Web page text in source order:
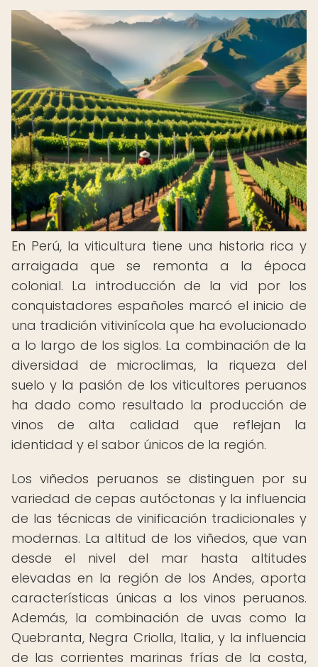
En Perú, la viticultura tiene una historia rica y
arraigada que se remonta a la época
colonial. La introducción de la vid por los
conquistadores españoles marcó el inicio de
una tradición vitivinícola que ha evolucionado
a lo largo de los siglos. La combinación de la
diversidad de microclimas, la riqueza del
suelo y la pasión de los viticultores peruanos
ha dado como resultado la producción de
vinos de alta calidad que reflejan la
identidad y el sabor únicos de la región.
Los viñedos peruanos se distinguen por su
variedad de cepas autóctonas y la influencia
de las técnicas de vinificación tradicionales y
modernas. La altitud de los viñedos, que van
desde el nivel del mar hasta altitudes
elevadas en la región de los Andes, aporta
características únicas a los vinos peruanos.
Además, la combinación de uvas como la
Quebranta, Negra Criolla, Italia, y la influencia
de las corrientes marinas frías de la costa,